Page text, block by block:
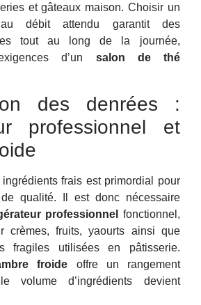
et gâteaux maison. Choisir un
débit attendu garantit des
tout au long de la journée,
d’un salon de thé
des denrées :
professionnel et
frais est primordial pour
de qualité. Il est donc nécessaire
professionnel
fonctionnel,
crèmes, fruits, yaourts ainsi que
fragiles utilisées en pâtisserie.
froide offre un rangement
volume d’ingrédients devient